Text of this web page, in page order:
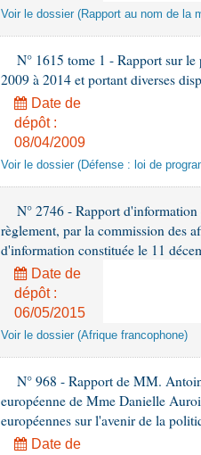
Voir le dossier (Rapport au nom de la
N° 1615 tome 1 - Rapport sur
2009 à 2014 et portant diverses
Date de
dépôt :
08/04/2009
Voir le dossier (Défense : loi de
N° 2746 - Rapport
règlement, par la commission des
d'information constituée le 11
Date de
dépôt :
06/05/2015
Voir le dossier (Afrique francophone)
N° 968 - Rapport de MM.
européenne de Mme Danielle
européennes sur l'avenir de la
Date de